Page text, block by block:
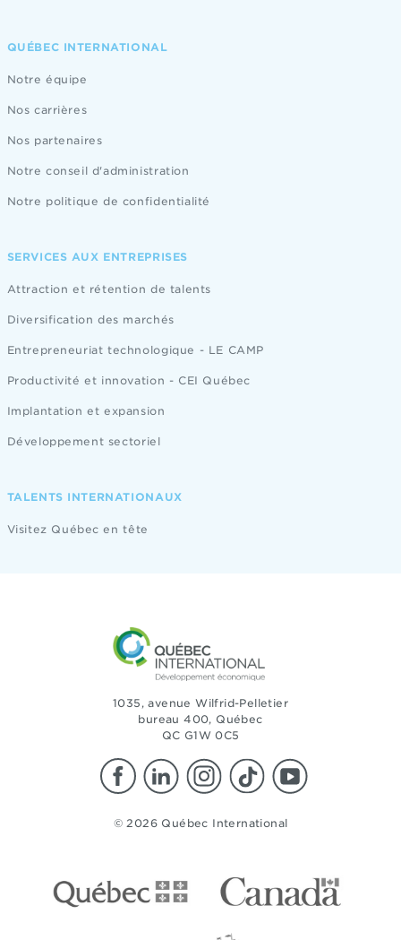
QUÉBEC INTERNATIONAL
Notre équipe
Nos carrières
Nos partenaires
Notre conseil d'administration
Notre politique de confidentialité
SERVICES AUX ENTREPRISES
Attraction et rétention de talents
Diversification des marchés
Entrepreneuriat technologique - LE CAMP
Productivité et innovation - CEI Québec
Implantation et expansion
Développement sectoriel
TALENTS INTERNATIONAUX
Visitez Québec en tête
1035, avenue Wilfrid-Pelletier
bureau 400, Québec
QC G1W 0C5
© 2026 Québec International